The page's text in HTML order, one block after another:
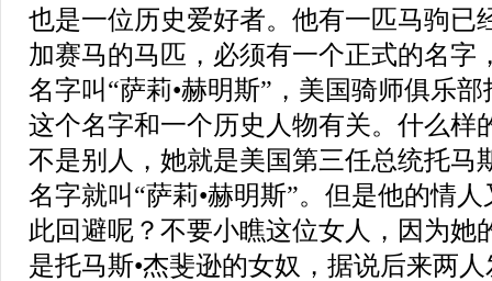
也是一位历史爱好者。他有一匹马驹已
加赛马的马匹，必须有一个正式的名字
名字叫“萨莉•赫明斯”，美国骑师俱乐
这个名字和一个历史人物有关。什么样
不是别人，她就是美国第三任总统托马
名字就叫“萨莉•赫明斯”。但是他的情
此回避呢？不要小瞧这位女人，因为她
是托马斯•杰斐逊的女奴，据说后来两